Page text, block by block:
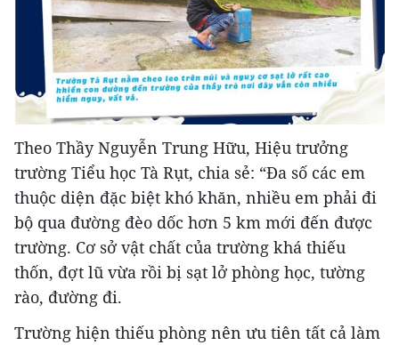
Theo Thầy Nguyễn Trung Hữu, Hiệu trưởng
trường Tiểu học Tà Rụt, chia sẻ: “Đa số các em
thuộc diện đặc biệt khó khăn, nhiều em phải đi
bộ qua đường đèo dốc hơn 5 km mới đến được
trường. Cơ sở vật chất của trường khá thiếu
thốn, đợt lũ vừa rồi bị sạt lở phòng học, tường
rào, đường đi.
Trường hiện thiếu phòng nên ưu tiên tất cả làm